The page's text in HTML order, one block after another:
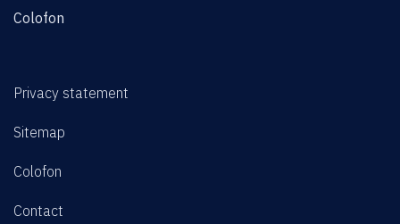
Colofon
Privacy statement
Sitemap
Colofon
Contact